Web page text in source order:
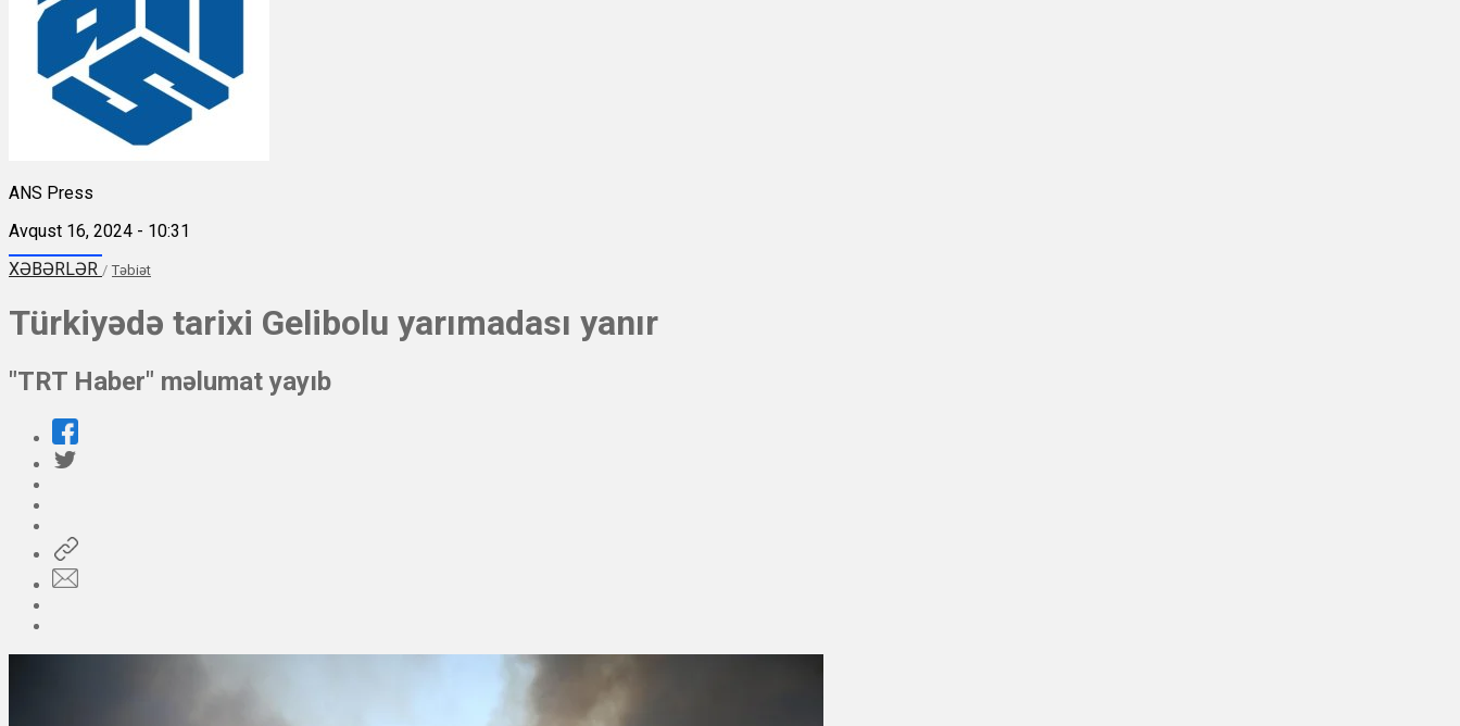
ANS Press
Avqust 16, 2024 - 10:31
XƏBƏRLƏR / Təbiət
Türkiyədə tarixi Gelibolu yarımadası yanır
"TRT Haber" məlumat yayıb